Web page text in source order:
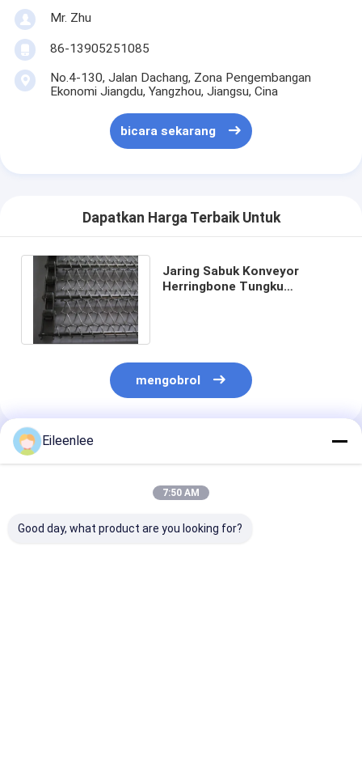
Mr. Zhu
86-13905251085
No.4-130, Jalan Dachang, Zona Pengembangan
Ekonomi Jiangdu, Yangzhou, Jiangsu, Cina
bicara sekarang
Dapatkan Harga Terbaik Untuk
Jaring Sabuk Konveyor
Herringbone Tungku
mengobrol
Rekomendasi Produk
Eileenlee
7:50 AM
Good day, what product are you looking for?